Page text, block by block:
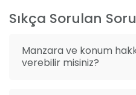
Sıkça Sorulan
Manzara ve konum
verebilir misiniz?